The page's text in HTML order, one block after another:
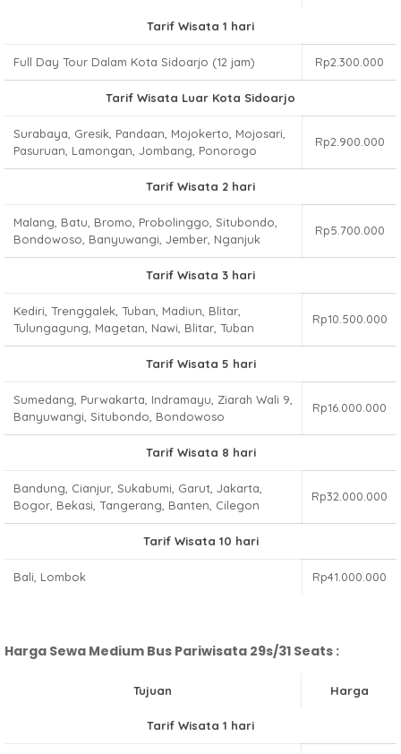
Tarif Wisata 1 hari
Full Day Tour Dalam Kota Sidoarjo (12 jam) Rp2.300.000
Tarif Wisata Luar Kota Sidoarjo
Surabaya, Gresik, Pandaan, Mojokerto, Mojosari,
Pasuruan, Lamongan, Jombang, Ponorogo
Rp2.900.000
Tarif Wisata 2 hari
Malang, Batu, Bromo, Probolinggo, Situbondo,
Bondowoso, Banyuwangi, Jember, Nganjuk
Rp5.700.000
Tarif Wisata 3 hari
Kediri, Trenggalek, Tuban, Madiun, Blitar,
Tulungagung, Magetan, Nawi, Blitar, Tuban
Rp10.500.000
Tarif Wisata 5 hari
Sumedang, Purwakarta, Indramayu, Ziarah Wali 9,
Banyuwangi, Situbondo, Bondowoso
Rp16.000.000
Tarif Wisata 8 hari
Bandung, Cianjur, Sukabumi, Garut, Jakarta,
Bogor, Bekasi, Tangerang, Banten, Cilegon
Rp32.000.000
Tarif Wisata 10 hari
Bali, Lombok Rp41.000.000
Harga Sewa Medium Bus Pariwisata 29s/31 Seats :
Tujuan Harga
Tarif Wisata 1 hari